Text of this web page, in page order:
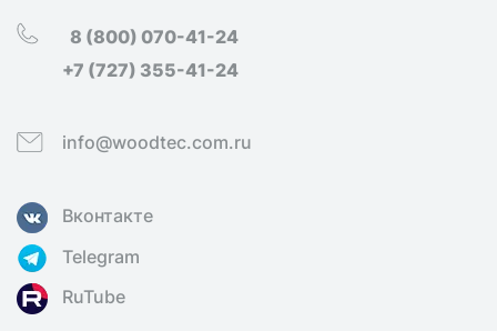
8 (800) 070-41-24
+7 (727) 355-41-24
info@woodtec.com.ru
Вконтакте
Telegram
RuTube